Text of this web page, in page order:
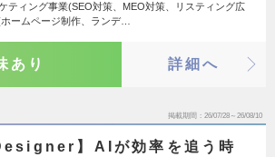
ティング事業(SEO対策、MEO対策、リスティング広
ームページ制作、ランデ…
あり 詳細へ
掲載期間 26/07/28～26/08/10
】AIが効率を追う時